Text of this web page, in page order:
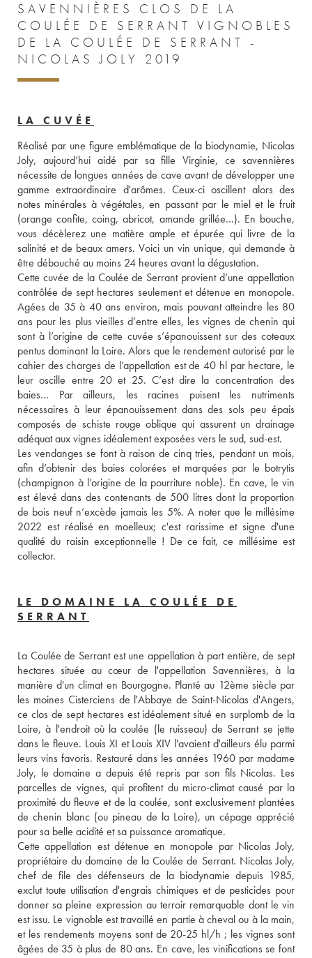
SAVENNIÈRES CLOS DE LA
COULÉE DE SERRANT VIGNOBLES
DE LA COULÉE DE SERRANT -
NICOLAS JOLY 2019
LA CUVÉE
Réalisé par une figure emblématique de la biodynamie, Nicolas
Joly, aujourd’hui aidé par sa fille Virginie, ce savennières
nécessite de longues années de cave avant de développer une
gamme extraordinaire d'arômes. Ceux-ci oscillent alors des
notes minérales à végétales, en passant par le miel et le fruit
(orange confite, coing, abricot, amande grillée…). En bouche,
vous décèlerez une matière ample et épurée qui livre de la
salinité et de beaux amers. Voici un vin unique, qui demande à
être débouché au moins 24 heures avant la dégustation.
Cette cuvée de la Coulée de Serrant provient d’une appellation
contrôlée de sept hectares seulement et détenue en monopole.
Agées de 35 à 40 ans environ, mais pouvant atteindre les 80
ans pour les plus vieilles d’entre elles, les vignes de chenin qui
sont à l’origine de cette cuvée s’épanouissent sur des coteaux
pentus dominant la Loire. Alors que le rendement autorisé par le
cahier des charges de l’appellation est de 40 hl par hectare, le
leur oscille entre 20 et 25. C’est dire la concentration des
baies… Par ailleurs, les racines puisent les nutriments
nécessaires à leur épanouissement dans des sols peu épais
composés de schiste rouge oblique qui assurent un drainage
adéquat aux vignes idéalement exposées vers le sud, sud-est.
Les vendanges se font à raison de cinq tries, pendant un mois,
afin d’obtenir des baies colorées et marquées par le botrytis
(champignon à l’origine de la pourriture noble). En cave, le vin
est élevé dans des contenants de 500 litres dont la proportion
de bois neuf n’excède jamais les 5%. A noter que le millésime
2022 est réalisé en moelleux; c'est rarissime et signe d'une
qualité du raisin exceptionnelle ! De ce fait, ce millésime est
collector.
LE DOMAINE LA COULÉE DE
SERRANT
La Coulée de Serrant est une appellation à part entière, de sept
hectares située au cœur de l'appellation Savennières, à la
manière d'un climat en Bourgogne. Planté au 12ème siècle par
les moines Cisterciens de l'Abbaye de Saint-Nicolas d'Angers,
ce clos de sept hectares est idéalement situé en surplomb de la
Loire, à l'endroit où la coulée (le ruisseau) de Serrant se jette
dans le fleuve. Louis XI et Louis XIV l'avaient d'ailleurs élu parmi
leurs vins favoris. Restauré dans les années 1960 par madame
Joly, le domaine a depuis été repris par son fils Nicolas. Les
parcelles de vignes, qui profitent du micro-climat causé par la
proximité du fleuve et de la coulée, sont exclusivement plantées
de chenin blanc (ou pineau de la Loire), un cépage apprécié
pour sa belle acidité et sa puissance aromatique.
Cette appellation est détenue en monopole par Nicolas Joly,
propriétaire du domaine de la Coulée de Serrant. Nicolas Joly,
chef de file des défenseurs de la biodynamie depuis 1985,
exclut toute utilisation d'engrais chimiques et de pesticides pour
donner sa pleine expression au terroir remarquable dont le vin
est issu. Le vignoble est travaillé en partie à cheval ou à la main,
et les rendements moyens sont de 20-25 hl/h ; les vignes sont
âgées de 35 à plus de 80 ans. En cave, les vinifications se font